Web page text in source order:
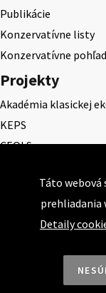
Publikácie
Konzervatívne listy
Konzervatívne
Projekty
Akadémia klasickej
KEPS
CEQLS
Cena Ernesta Valka
Študentská esej
Deň daňového
Táto webová
prehliadania
Detaily